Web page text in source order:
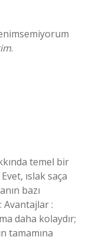
.
temel bir
ıslak saça
bazı
Avantajlar :
daha kolaydır;
tamamına